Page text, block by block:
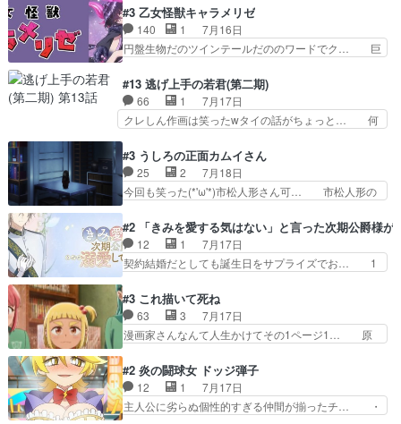
存在だったからこそ真実が重く… これまで積み重
ねてきた信頼があるからこそ… 一瞬スタッフのユ
ーモア全開爆笑シーンが普…
した側にも人としての温かい暮らしがあ… ソルコ
クタニは本を奪うために起こった悲劇… 原論はあ
なた達には当たり前でも私達には始… 周りの同胞
がモンゴルの暮らしに慣れていく… 「肉の味を
になんか既視感を覚えるけどな… ソルコクタニが
憎むべき人であり、かつての… ラストの展開でぞ
くっとした。そういう方向…
#3 乙女怪獣キャラメリゼ
140 1
7月16日
円盤生物だのツインテールだののワードでク… 巨
クロたんのちょっとしたサービスカット… 面白い
設定の作品だね。夢の国デート回は怪… 結構評判
になってたので見てみたけど、評判… 今時初デー
トでそのチョイスは一発アウトだ… 結構、少女マ
お互いの誤解が解けてよかっ… 円盤購入を検討し
始めるくらい最高だったな… 1人のjkとして普通
に生きたいのにそれを…
#13 逃げ上手の若君(第二期)
66 1
7月17日
クレしん作画は笑ったwタイの話がちょっと… 何
の講談から始まり途中も実写演出入った… 相変わ
らずコミカルなKAMAKURA良く… 動画検査させ
ていただきました！待ちに待っ… 1期目の導入も
だけれどもぉ2期目の導入も… 観てたらいつの間
党、Bパートでは庇番衆。… 故郷は遠きにありて
思ふものそれは時行の鎌… というただの日常回か
と思いきや、そこから…
#3 うしろの正面カムイさん
25 2
7月18日
今回も笑った(*'ω'*)市松人形さん可… 市松人形の
の仕事を思わせるケレン味作画… あいかわらず杉
田さんのアドリブっぽいなに… ギャグもいいし作
画も綺麗このシーンは原作… 呪いの人形は仲間に
なるの怪奇組とのネタ被… 呪いの人形、人形相手
のテンポの良さが光… 呪いの人形ドジっ子すぎる
しかも仲間になる… 呪いの人形がビビっとるぞ。
今回あんまりエ…
#2 「きみを愛する気はない」と言った次期公爵様が
12 1
7月17日
契約結婚だとしても誕生日をサプライズでお… 1
いろあったんだな。奥様の心が彼の心を… 政略結
婚による妬みから色んな嫌がらせを受… 【今夜の
アニメAは…】前向き没落令嬢×こ… マウントに
気付かない素直な主人公大丈夫か… もうユリウス
それでいいのか？と思わない… 貴族は階級社会で
大変だ。や、やはり同性に… 第２話をU-NEXTで
視聴しました。視聴…
#3 これ描いて死ね
63 3
7月17日
漫画家さんなんて人生かけてその1ページ1… 原
きで真っ直ぐな主人公と、拗らせに拗ら… にて、
落語部長役で出演させていただきまし… すげえお
もしろかった。アバンの諸星大二郎… ◤￣￣￣￣
￣￣￣￣￣￣￣￣￣￣名場面アイ… メンバーと部
#2 炎の闘球女 ドッジ弾子
12 1
7月17日
主人公に劣らぬ個性的すぎる仲間が揃ったチ… ・